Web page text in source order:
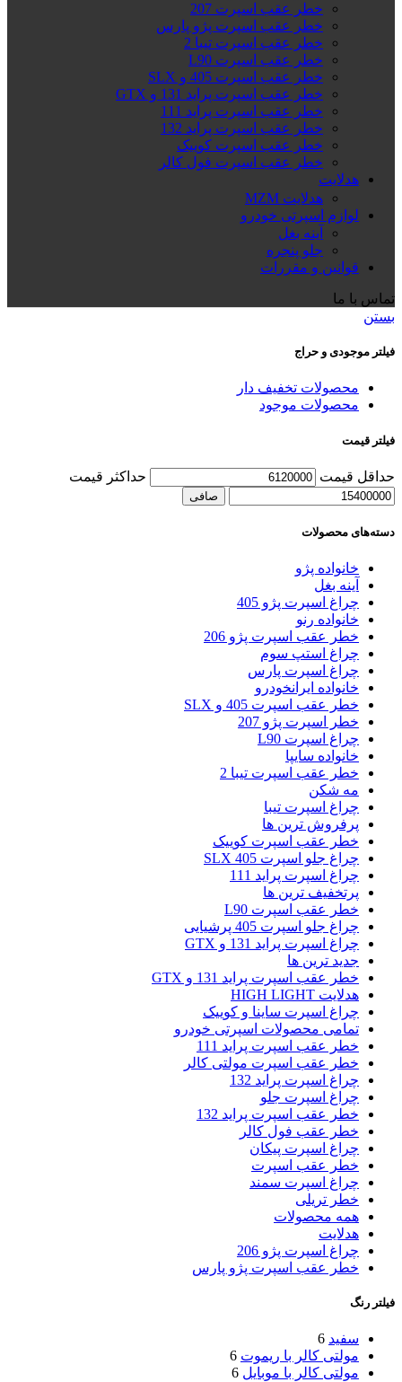
خطر عقب اسپرت 207
خطر عقب اسپرت پژو پارس
خطر عقب اسپرت تیبا 2
خطر عقب اسپرت L90
خطر عقب اسپرت 405 و SLX
خطر عقب اسپرت پراید 131 و GTX
خطر عقب اسپرت پراید 111
خطر عقب اسپرت پراید 132
خطر عقب اسپرت کوییک
خطر عقب اسپرت فول کالر
هدلایت
هدلایت MZM
لوازم اسپرتی خودرو
آینه بغل
جلو پنجره
قوانین و مقررات
تماس با ما
بستن
فیلتر موجودی و حراج
محصولات تخفیف دار
محصولات موجود
فیلتر قیمت
حداقل قیمت حداكثر قيمت
صافی
دسته‌های محصولات
خانواده پژو
آینه بغل
چراغ اسپرت پژو 405
خانواده رنو
خطر عقب اسپرت پژو 206
چراغ استپ سوم
چراغ اسپرت پارس
خانواده ایرانخودرو
خطر عقب اسپرت 405 و SLX
خطر اسپرت پژو 207
چراغ اسپرت L90
خانواده سایپا
خطر عقب اسپرت تیبا 2
مه شکن
چراغ اسپرت تیبا
پرفروش ترین ها
خطر عقب اسپرت کوییک
چراغ جلو اسپرت 405 SLX
چراغ اسپرت پراید 111
پرتخفیف ترین ها
خطر عقب اسپرت L90
چراغ جلو اسپرت 405 پرشیایی
چراغ اسپرت پراید 131 و GTX
جدید ترین ها
خطر عقب اسپرت پراید 131 و GTX
هدلایت HIGH LIGHT
چراغ اسپرت ساینا و کوییک
تمامی محصولات اسپرتی خودرو
خطر عقب اسپرت پراید 111
خطر عقب اسپرت مولتی کالر
چراغ اسپرت پراید 132
چراغ اسپرت جلو
خطر عقب اسپرت پراید 132
خطر عقب فول کالر
چراغ اسپرت پیکان
خطر عقب اسپرت
چراغ اسپرت سمند
خطر تریلی
همه محصولات
هدلایت
چراغ اسپرت پژو 206
خطر عقب اسپرت پژو پارس
فیلتر رنگ
سفید 6
مولتی کالر با ریموت 6
مولتی کالر با موبایل 6